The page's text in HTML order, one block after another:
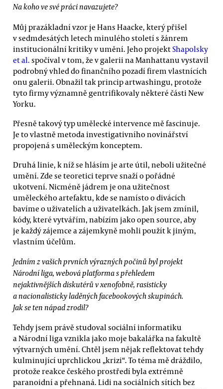
Na koho ve své práci navazujete?
Můj prazákladní vzor je Hans Haacke, který přišel
v sedmdesátých letech minulého století s žánrem
institucionální kritiky v umění. Jeho projektShapolsky
et al. spočíval v tom, že v galerii na Manhattanu vystavil
podrobný vhled do finančního pozadí firem vlastnících
onu galerii. Obnažil tak princip artwashingu, protože
tyto firmy významně gentrifikovaly některé části New
Yorku.
Přesně takový typ umělecké intervence mě fascinuje.
Je to vlastně metoda investigativního novinářství
propojená s uměleckým konceptem.
Druhá linie, k níž se hlásím je arte útil, neboli užitečné
umění. Zde se teoretici teprve snaží o pořádné
ukotvení. Nicméně jádrem je ona užitečnost
uměleckého artefaktu, kde se namísto o divácích
bavíme o uživatelích a uživatelkách. Jak jsem zmínil,
kódy, které vytvářím, nabízím jako open source, aby
je každý zájemce a zájemkyně mohli použít k jiným,
vlastním účelům.
Jedním z vašich prvních výrazných počinů byl projekt
Národní liga, webová platforma s přehledem
nejaktivnějších diskutérů v xenofobně, rasisticky
a nacionalisticky laděných facebookových skupinách.
Jak se ten nápad zrodil?
Tehdy jsem právě studoval sociální informatiku
a Národní liga vznikla jako moje bakalářka na fakultě
výtvarných umění. Chtěl jsem nějak reflektovat tehdy
kulminující uprchlickou „krizi“. To téma mě dráždilo,
protože reakce českého prostředí byla extrémně
paranoidní a přehnaná. Lidi na sociálních sítích bez